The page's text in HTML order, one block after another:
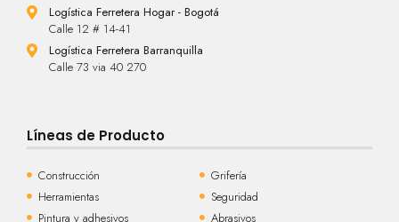
Logística Ferretera Hogar - Bogotá
Calle 12 # 14-41
Logística Ferretera Barranquilla
Calle 73 via 40 270
Líneas de Producto
Construcción
Herramientas
Pintura y adhesivos
Grifería
Seguridad
Abrasivos